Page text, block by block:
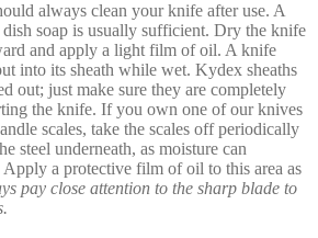
always clean your knife after use. A
soap is usually sufficient. Dry the knife
and apply a light film of oil. A knife
into its sheath while wet. Kydex sheaths
out; just make sure they are completely
the knife. If you own one of our knives
scales, take the scales off periodically
steel underneath, as moisture can
Apply a protective film of oil to this area as
pay close attention to the sharp blade to